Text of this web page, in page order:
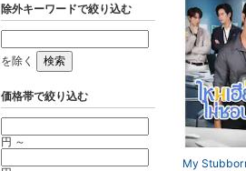
My
除外キーワードで絞り込む
を除く
価格帯で絞り込む
円 ～